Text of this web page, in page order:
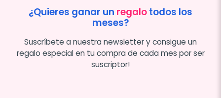
¿Quieres ganar un regalotodos los
meses?
Suscríbete a nuestra newsletter y consigue un
regalo especial en tu compra de cada mes por ser
suscriptor!